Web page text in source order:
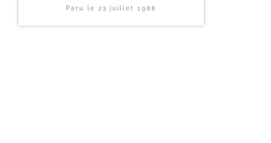
Paru le 23 juillet 1988